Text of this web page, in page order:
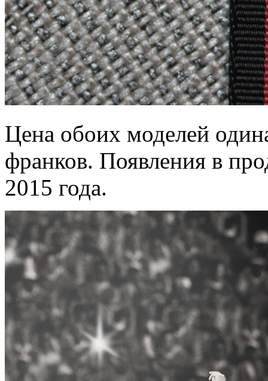
Цена обоих моделей
франков. Появления в
2015 года.